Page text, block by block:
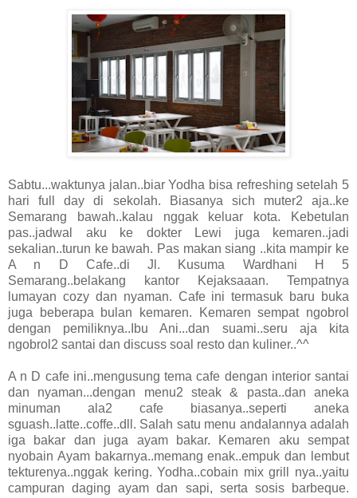
Sabtu...waktunya jalan..biar Yodha bisa refreshing setelah 5
hari full day di sekolah. Biasanya sich muter2 aja..ke
Semarang bawah..kalau nggak keluar kota. Kebetulan
pas..jadwal aku ke dokter Lewi juga kemaren..jadi
sekalian..turun ke bawah. Pas makan siang ..kita mampir ke
A n D Cafe..di Jl. Kusuma Wardhani H 5
Semarang..belakang kantor Kejaksaaan. Tempatnya
lumayan cozy dan nyaman. Cafe ini termasuk baru buka
juga beberapa bulan kemaren. Kemaren sempat ngobrol
dengan pemiliknya..Ibu Ani...dan suami..seru aja kita
ngobrol2 santai dan discuss soal resto dan kuliner..^^
A n D cafe ini..mengusung tema cafe dengan interior santai
dan nyaman...dengan menu2 steak & pasta..dan aneka
minuman ala2 cafe biasanya..seperti aneka
sguash..latte..coffe..dll. Salah satu menu andalannya adalah
iga bakar dan juga ayam bakar. Kemaren aku sempat
nyobain Ayam bakarnya..memang enak..empuk dan lembut
tekturenya..nggak kering. Yodha..cobain mix grill nya..yaitu
campuran daging ayam dan sapi, serta sosis barbeque.